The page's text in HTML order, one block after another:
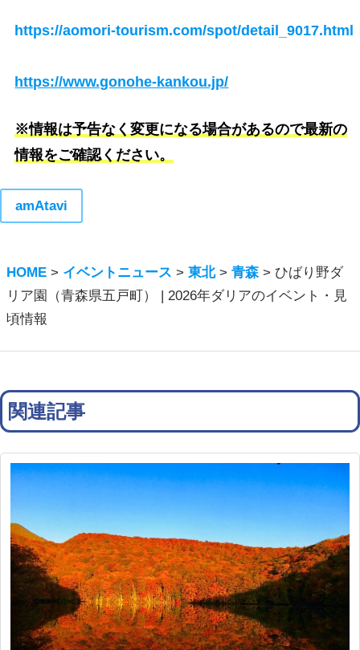
https://aomori-tourism.com/spot/detail_9017.html
https://www.gonohe-kankou.jp/
※情報は予告なく変更になる場合があるので最新の
情報をご確認ください。
amAtavi
HOME > イベントニュース >東北>青森 >ひばり野ダ
リア園（青森県五戸町） | 2026年ダリアのイベント・見
頃情報
関連記事